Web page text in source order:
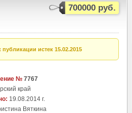
700000 руб.
истек 15.02.2015
№ 7767
край
19.08.2014 г.
Вяткина